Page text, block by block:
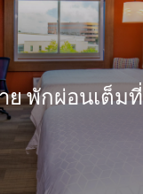
ย พักผ่อนเต็มที่